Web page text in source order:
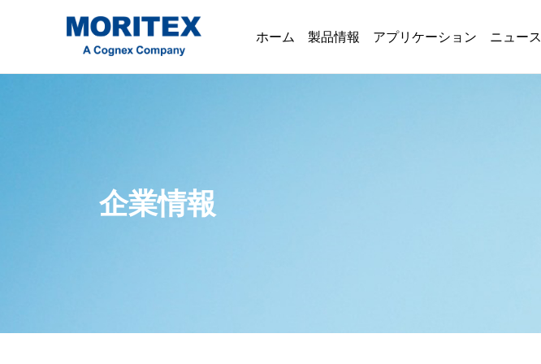
ホーム 製品情報 アプリケーション ニュース
企業情報